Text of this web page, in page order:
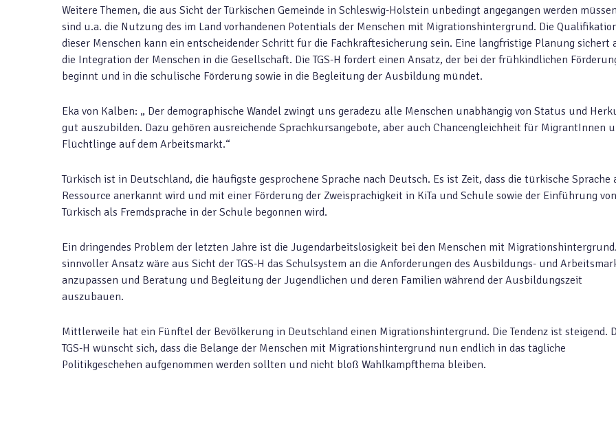
Weitere Themen, die aus Sicht der Türkischen Gemeinde in Schleswig-Holstein unbedingt angegangen werden
sind u.a. die Nutzung des im Land vorhandenen Potentials der Menschen mit Migrationshintergrund. Die
dieser Menschen kann ein entscheidender Schritt für die Fachkräftesicherung sein. Eine langfristige Planung sichert
die Integration der Menschen in die Gesellschaft. Die TGS-H fordert einen Ansatz, der bei der frühkindlichen
beginnt und in die schulische Förderung sowie in die Begleitung der Ausbildung mündet.
Eka von Kalben: „ Der demographische Wandel zwingt uns geradezu alle Menschen unabhängig von Status und
gut auszubilden. Dazu gehören ausreichende Sprachkursangebote, aber auch Chancengleichheit für MigrantInnen
Flüchtlinge auf dem Arbeitsmarkt.“
Türkisch ist in Deutschland, die häufigste gesprochene Sprache nach Deutsch. Es ist Zeit, dass die türkische Sprache
Ressource anerkannt wird und mit einer Förderung der Zweisprachigkeit in KiTa und Schule sowie der Einführung von
Türkisch als Fremdsprache in der Schule begonnen wird.
Ein dringendes Problem der letzten Jahre ist die Jugendarbeitslosigkeit bei den Menschen mit
sinnvoller Ansatz wäre aus Sicht der TGS-H das Schulsystem an die Anforderungen des Ausbildungs- und
anzupassen und Beratung und Begleitung der Jugendlichen und deren Familien während der Ausbildungszeit
auszubauen.
Mittlerweile hat ein Fünftel der Bevölkerung in Deutschland einen Migrationshintergrund. Die Tendenz ist steigend.
TGS-H wünscht sich, dass die Belange der Menschen mit Migrationshintergrund nun endlich in das tägliche
Politikgeschehen aufgenommen werden sollten und nicht bloß Wahlkampfthema bleiben.